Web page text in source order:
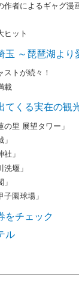
作者によるギャグ漫
ヒット
玉 ～琵琶湖より
ストが続々！
載
てくる実在の観
里 展望タワー」
」
堰」
園球場」
をチェック
ル